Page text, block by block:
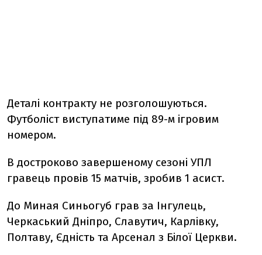
Деталі контракту не розголошуються.
Футболіст виступатиме під 89-м ігровим
номером.
В достроково завершеному сезоні УПЛ
гравець провів 15 матчів, зробив 1 асист.
До Миная Синьогуб грав за Інгулець,
Черкаський Дніпро, Славутич, Карлівку,
Полтаву, Єдність та Арсенал з Білої Церкви.